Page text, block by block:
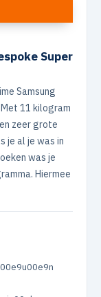
Super
Samsung
11 kilogram
zeer grote
je al je was in
was je
Hiermee